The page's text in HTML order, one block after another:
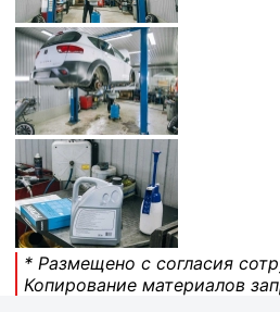
* Размещено с согласия
Копирование материалов